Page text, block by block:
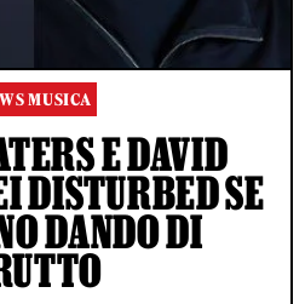
MUSICA
E DAVID
DISTURBED SE
DANDO DI